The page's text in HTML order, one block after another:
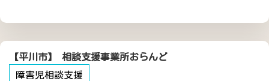
【平川市】 相談支援事業所おらんど
障害児相談支援